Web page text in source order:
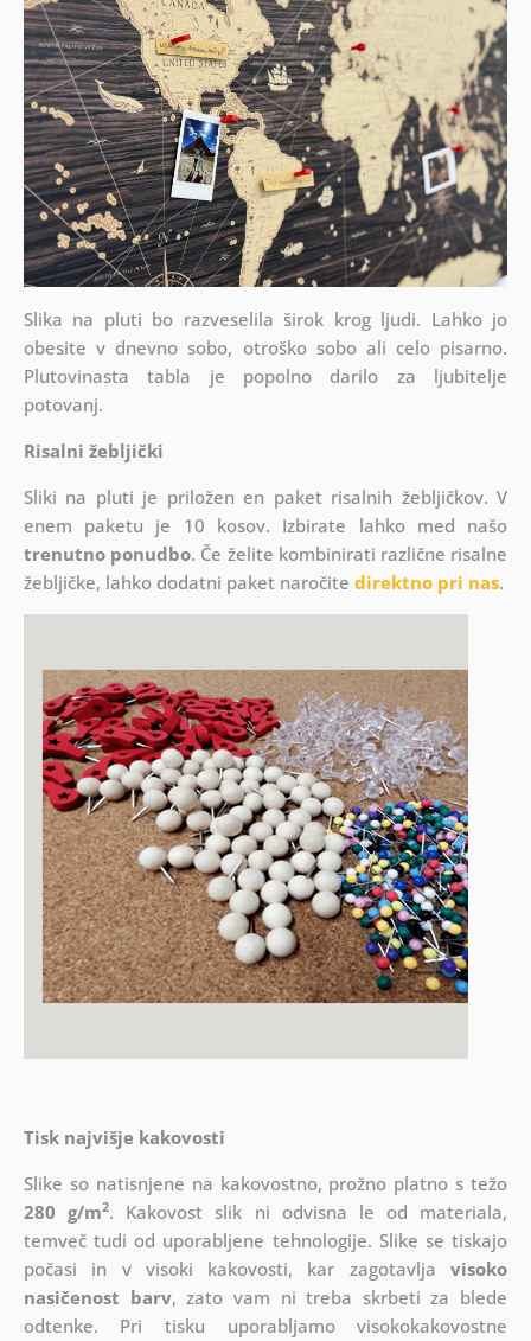
Slika na pluti bo razveselila širok krog ljudi. Lahko jo
obesite v dnevno sobo, otroško sobo ali celo pisarno.
Plutovinasta tabla je popolno darilo za ljubitelje
potovanj.
Risalni žebljički
Sliki na pluti je priložen en paket risalnih žebljičkov. V
enem paketu je 10 kosov. Izbirate lahko med našo
trenutno ponudbo. Če želite kombinirati različne risalne
žebljičke, lahko dodatni paket naročite direktno pri nas.
Tisk najvišje kakovosti
Slike so natisnjene na kakovostno, prožno platno s težo
280 g/m2. Kakovost slik ni odvisna le od materiala,
temveč tudi od uporabljene tehnologije. Slike se tiskajo
počasi in v visoki kakovosti, kar zagotavljavisoko
nasičenost barv, zato vam ni treba skrbeti za blede
odtenke. Pri tisku uporabljamo visokokakovostne